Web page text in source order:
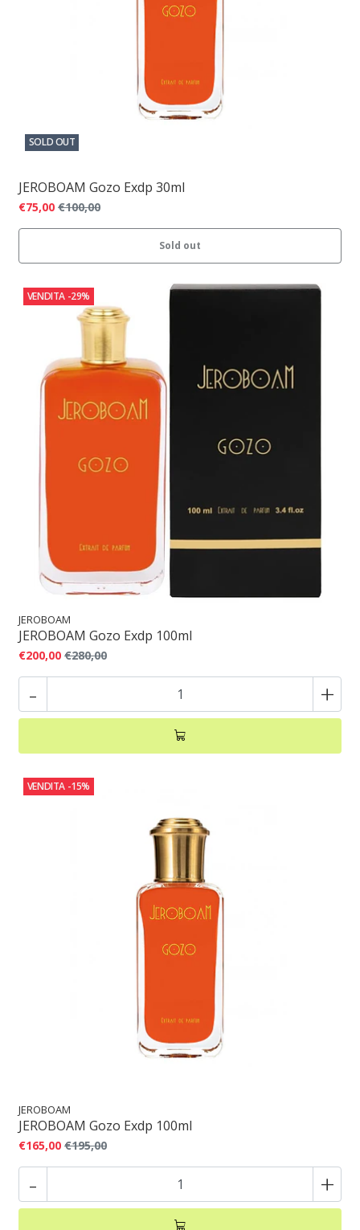
SOLD OUT
JEROBOAM Gozo Exdp 30ml
€75,00 €100,00
Sold out
VENDITA -29%
JEROBOAM
JEROBOAM Gozo Exdp 100ml
€200,00 €280,00
- +
VENDITA -15%
JEROBOAM
JEROBOAM Gozo Exdp 100ml
€165,00 €195,00
- +